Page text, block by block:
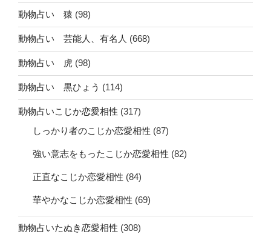
動物占い 猿 (98)
動物占い 芸能人、有名人 (668)
動物占い 虎 (98)
動物占い 黒ひょう (114)
動物占いこじか恋愛相性 (317)
しっかり者のこじか恋愛相性 (87)
強い意志をもったこじか恋愛相性 (82)
正直なこじか恋愛相性 (84)
華やかなこじか恋愛相性 (69)
動物占いたぬき恋愛相性 (308)